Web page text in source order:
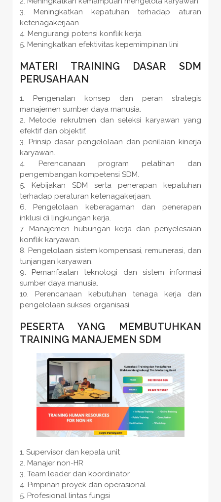
Meningkatkan kepatuhan terhadap aturan
ketenagakerjaan
Mengurangi potensi konflik kerja
Meningkatkan efektivitas kepemimpinan lini
MATERI TRAINING DASAR SDM
PERUSAHAAN
Pengenalan konsep dan peran strategis
manajemen sumber daya manusia.
Metode rekrutmen dan seleksi karyawan yang
efektif dan objektif.
Prinsip dasar pengelolaan dan penilaian kinerja
karyawan.
Perencanaan program pelatihan dan
pengembangan kompetensi SDM.
Kebijakan SDM serta penerapan kepatuhan
terhadap peraturan ketenagakerjaan.
Pengelolaan keberagaman dan penerapan
inklusi di lingkungan kerja.
Manajemen hubungan kerja dan penyelesaian
konflik karyawan.
Pengelolaan sistem kompensasi, remunerasi, dan
tunjangan karyawan.
Pemanfaatan teknologi dan sistem informasi
sumber daya manusia.
Perencanaan kebutuhan tenaga kerja dan
pengelolaan suksesi organisasi.
PESERTA YANG MEMBUTUHKAN
TRAINING MANAJEMEN SDM
Supervisor dan kepala unit
Manajer non-HR
Team leader dan koordinator
Pimpinan proyek dan operasional
Profesional lintas fungsi